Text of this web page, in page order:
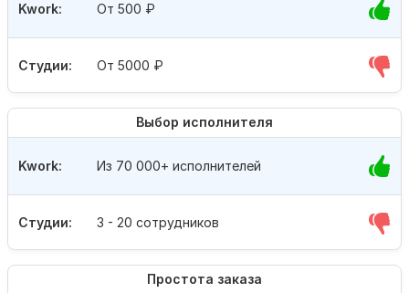
Студии: От 5000 ₽
Kwork: От 500 ₽
Выбор исполнителя
Студии: 3 - 20 сотрудников
Kwork: Из 70 000+ исполнителей
Простота заказа